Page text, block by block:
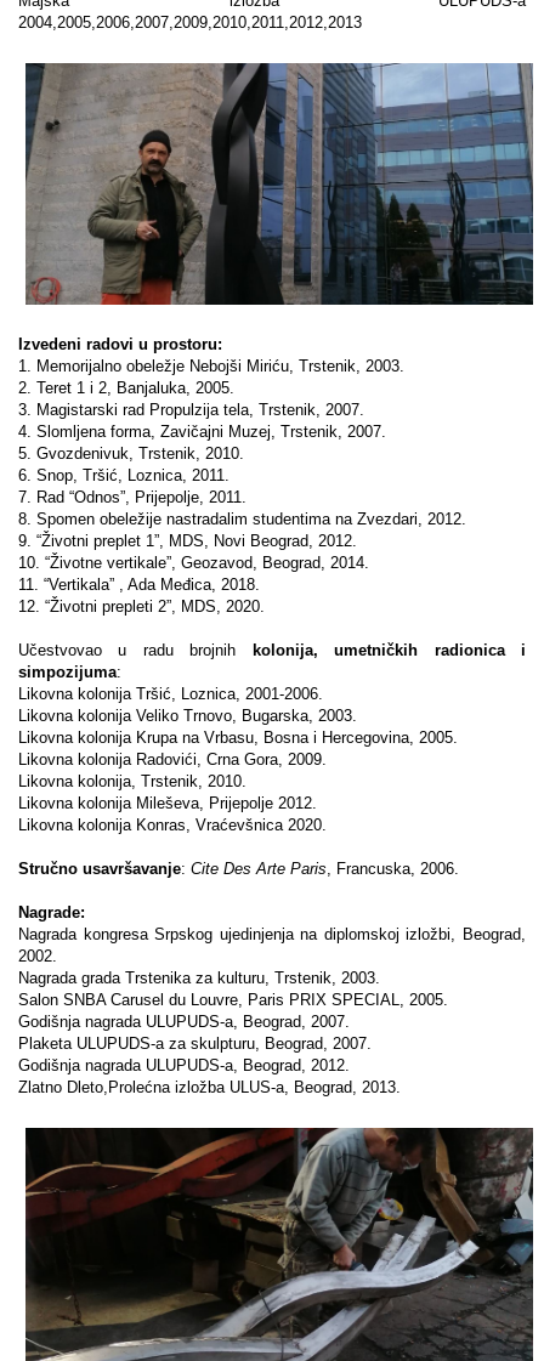
2004,2005,2006,2007,2009,2010,2011,2012,2013
Izvedeni radovi u prostoru:
1. Memorijalno obeležje Nebojši Miriću, Trstenik, 2003.
2. Teret 1 i 2, Banjaluka, 2005.
3. Magistarski rad Propulzija tela, Trstenik, 2007.
4. Slomljena forma, Zavičajni Muzej, Trstenik, 2007.
5. Gvozdenivuk, Trstenik, 2010.
6. Snop, Tršić, Loznica, 2011.
7. Rad “Odnos”, Prijepolje, 2011.
8. Spomen obeležije nastradalim studentima na Zvezdari, 2012.
9. “Životni preplet 1”, MDS, Novi Beograd, 2012.
10. “Životne vertikale”, Geozavod, Beograd, 2014.
11. “Vertikala” , Ada Međica, 2018.
12. “Životni prepleti 2”, MDS, 2020.
Učestvovao u radu brojnih
kolonija, umetničkih radionica i
simpozijuma:
Likovna kolonija Tršić, Loznica, 2001-2006.
Likovna kolonija Veliko Trnovo, Bugarska, 2003.
Likovna kolonija Krupa na Vrbasu, Bosna i Hercegovina, 2005.
Likovna kolonija Radovići, Crna Gora, 2009.
Likovna kolonija, Trstenik, 2010.
Likovna kolonija Mileševa, Prijepolje 2012.
Likovna kolonija Konras, Vraćevšnica 2020.
Stručno usavršavanje: Cite Des Arte Paris , Francuska, 2006.
Nagrade:
Nagrada kongresa Srpskog ujedinjenja na diplomskoj izložbi, Beograd,
2002.
Nagrada grada Trstenika za kulturu, Trstenik, 2003.
Salon SNBA Carusel du Louvre, Paris PRIX SPECIAL, 2005.
Godišnja nagrada ULUPUDS-a, Beograd, 2007.
Plaketa ULUPUDS-a za skulpturu, Beograd, 2007.
Godišnja nagrada ULUPUDS-a, Beograd, 2012.
Zlatno Dleto,Prolećna izložba ULUS-a, Beograd, 2013.